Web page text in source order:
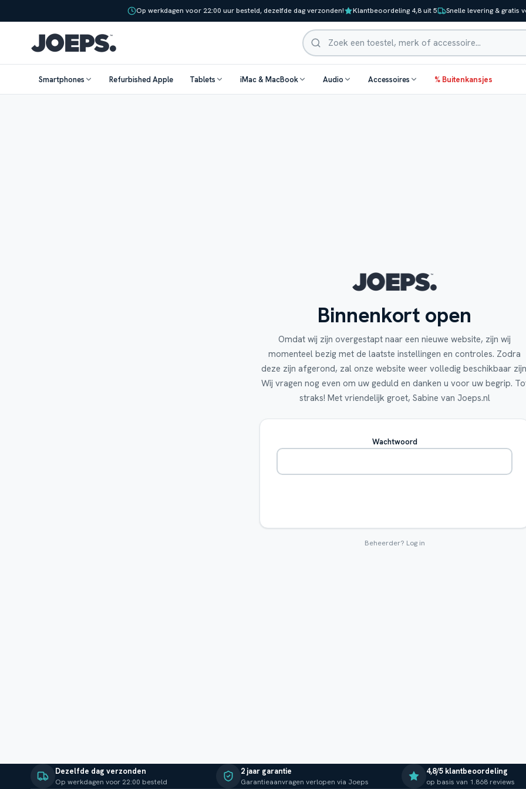
Op werkdagen voor 22:00 uur besteld, dezelfde dag verzonden! Klantbeoordeling 4,8 uit 5 Snelle levering & gratis
Zoeken
Smartphones Refurbished Apple Tablets iMac & MacBook Audio Accessoires % Buitenkansjes
Binnenkort open
Omdat wij zijn overgestapt naar een nieuwe website, zijn wij
momenteel bezig met de laatste instellingen en controles. Zodra
deze zijn afgerond, zal onze website weer volledig beschikbaar
Wij vragen nog even om uw geduld en danken u voor uw begrip.
straks! Met vriendelijk groet, Sabine van Joeps.nl
Wachtwoord
Beheerder? Log in
Dezelfde dag verzonden
Op werkdagen voor 22:00 besteld
2 jaar garantie
Garantieaanvragen verlopen via Joeps
4,8/5 klantbeoordeling
op basis van 1.868 reviews